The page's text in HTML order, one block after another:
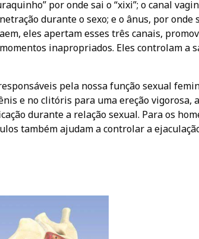
por onde sai o “xixi”; o canal
durante o sexo; e o ânus, por onde
eles apertam esses três canais,
inapropriados. Eles controlam a
pela nossa função sexual
e no clitóris para uma ereção vigorosa,
durante a relação sexual. Para os
também ajudam a controlar a